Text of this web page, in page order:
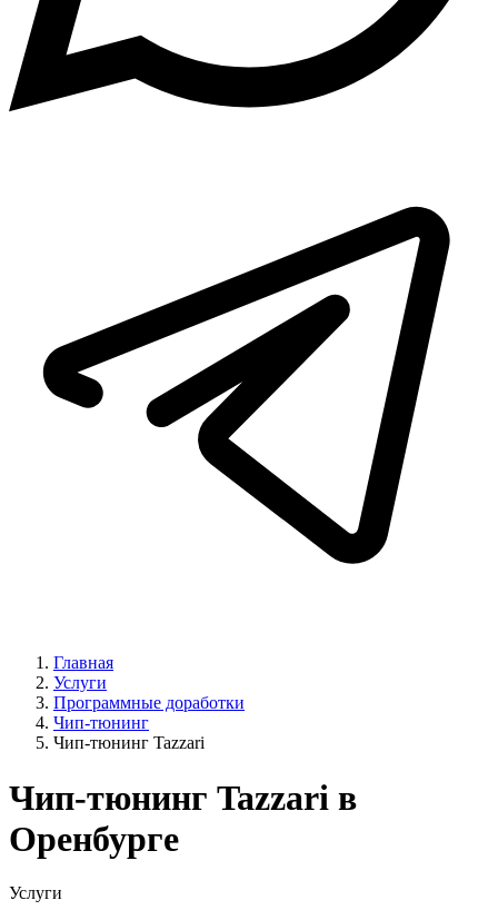
Главная
Услуги
Программные доработки
Чип-тюнинг
Чип-тюнинг Tazzari
Чип-тюнинг Tazzari в
Оренбурге
Услуги